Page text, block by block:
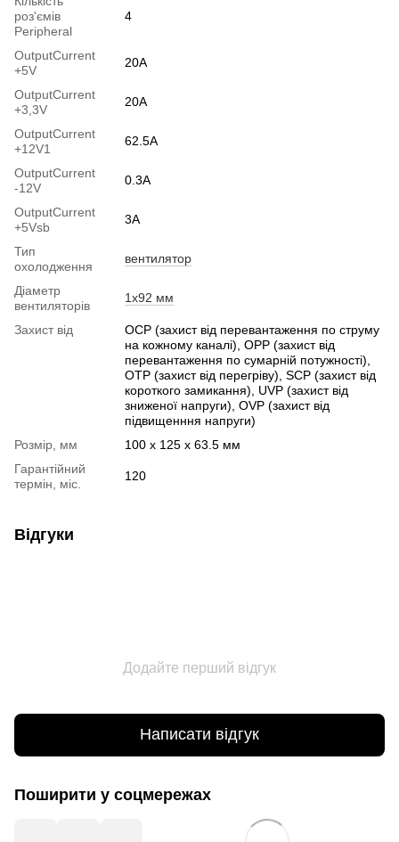
роз'ємів
Peripheral
4
OutputСurrent
+5V
20A
OutputСurrent
+3,3V
20A
OutputCurrent
+12V1
62.5A
OutputСurrent
-12V
0.3А
OutputСurrent
+5Vsb
3А
Тип
охолодження
вентилятор
Діаметр
вентиляторів
1x92 мм
Захист від
OCP (захист від перевантаження по струму
на кожному каналі), OPP (захист від
перевантаження по сумарній потужності),
OTP (захист від перегріву), SCP (захист від
короткого замикання), UVP (захист від
зниженої напруги), OVP (захист від
підвищенння напруги)
Розмір, мм
100 x 125 x 63.5 мм
Гарантійний
термін, міс.
120
Відгуки
Додайте перший відгук
Написати відгук
Поширити у соцмережах